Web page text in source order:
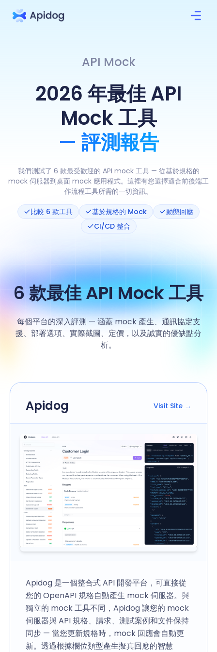
API Mock
2026 年最佳 API
Mock 工具
— 評測報告
我們測試了 6 款最受歡迎的 API mock 工具 — 從基於規格的
mock 伺服器到桌面 mock 應用程式。這裡有您選擇適合前後端工
作流程工具所需的一切資訊。
比較 6 款工具 基於規格的 Mock
動態回應
CI/CD 整合
6 款最佳 API Mock 工具
每個平台的深入評測 — 涵蓋 mock 產生、通訊協定支
援、部署選項、實際截圖、定價，以及誠實的優缺點分
析。
Apidog Visit Site →
Apidog 是一個整合式 API 開發平台，可直接從
您的 OpenAPI 規格自動產生 mock 伺服器。與
獨立的 mock 工具不同，Apidog 讓您的 mock
伺服器與 API 規格、請求、測試案例和文件保持
同步 — 當您更新規格時，mock 回應會自動更
新。透過根據欄位類型產生擬真回應的智慧